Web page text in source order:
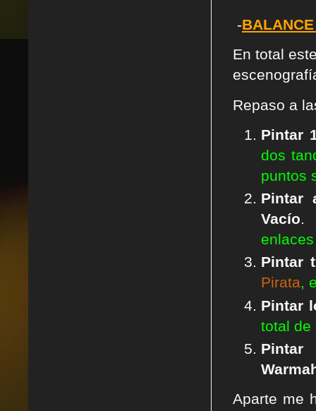
-
En total
Repaso a
Pintar
dos
puntos
Pintar
Vacío
Pintar
Pirata,
Pintar
total de
Aparte me